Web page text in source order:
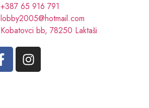
+387 65 916 791
lobby2005@hotmail.com
Kobatovci bb, 78250 Laktaši